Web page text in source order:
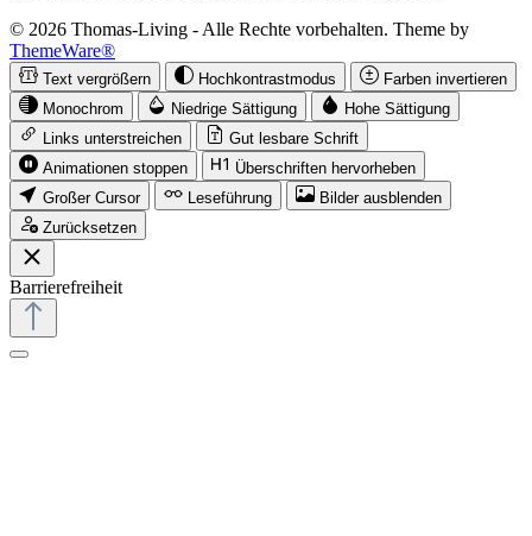
© 2026 Thomas-Living - Alle Rechte vorbehalten. Theme by
ThemeWare®
Text vergrößern Hochkontrastmodus
Farben invertieren
Monochrom
Niedrige Sättigung
Hohe Sättigung
Links unterstreichen
Gut lesbare Schrift
Animationen stoppen
Überschriften hervorheben
Großer Cursor
Leseführung
Bilder ausblenden
Zurücksetzen
Barrierefreiheit